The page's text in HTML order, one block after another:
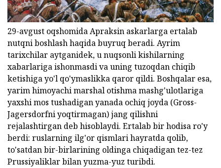
29-avgust oqshomida Apraksin askarlarga ertalab
nutqni boshlash haqida buyruq beradi. Ayrim
tarixchilar aytganidek, u nuqsonli kishilarning
xabarlariga ishonmasdi va uning tuzoqdan chiqib
ketishiga yo'l qo'ymaslikka qaror qildi. Boshqalar esa,
yarim himoyachi marshal otishma mashg'ulotlariga
yaxshi mos tushadigan yanada ochiq joyda (Gross-
Jagersdorfni yoqtirmagan) jang qilishni
rejalashtirgan deb hisoblaydi. Ertalab bir hodisa ro'y
berdi: ruslarning ilg'or qismlari hayratda qolib,
to'satdan bir-birlarining oldinga chiqadigan tez-tez
Prussiyaliklar bilan yuzma-yuz turibdi.